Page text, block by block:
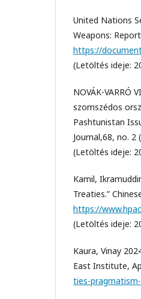
United Nations
Weapons:
https://
(Letöltés ideje:
NOVÁK-VARRÓ
szomszédos
Pashtunistan
Journal,68, no. 2
(Letöltés ideje:
Kamil,
Treaties.”
https://
(Letöltés ideje:
Kaura, Vinay
East Institute,
ties-